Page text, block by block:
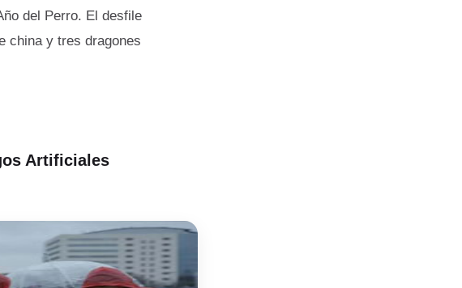
del Perro. El desfile
china y tres dragones
Artificiales